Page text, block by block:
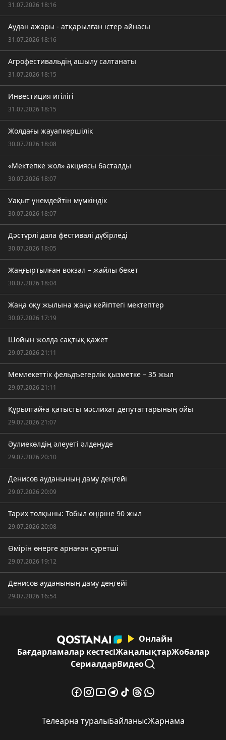
31.07.2026 18:16
Аудан ажары - атқарылған істер айнасы
31.07.2026 18:16
Агрофестивальдің ашылу салтанаты
31.07.2026 18:15
Инвестиция игілігі
31.07.2026 18:15
Жолдағы жауапкершілік
30.07.2026 18:08
«Мектепке жол» акциясы басталды
30.07.2026 18:07
Уақыт үнемдейтін мүмкіндік
30.07.2026 18:07
Дәстүрлі дала фестивалі дүбірледі
30.07.2026 18:05
Жаңғыртылған вокзал – жайлы бекет
30.07.2026 18:04
Жаңа оқу жылына жаңа кейіптегі мектептер
30.07.2026 17:19
Шойын жолда сақтық қажет
29.07.2026 21:11
Мемлекеттік фельдъегерлік қызметке – 35 жыл
29.07.2026 21:11
Құрылтайға қатысты мәслихат депутаттарының ойы
29.07.2026 21:07
Әулиекөлдің әлеуеті әлденуде
29.07.2026 20:10
Денисов ауданының даму деңгейі
29.07.2026 20:09
Тарих толқыны: Тобыл өңіріне 90 жыл
29.07.2026 20:08
Өмірін өнерге арнаған суретші
29.07.2026 19:12
Денисов ауданының даму деңгейі
29.07.2026 16:54
Онлайн
Бағдарламалар кестесіЖаңалықтарЖобалар
СериалдарВидео
Телеарна туралыБайланысЖарнама